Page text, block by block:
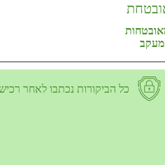
כל הביקורות נכתבו לאחר